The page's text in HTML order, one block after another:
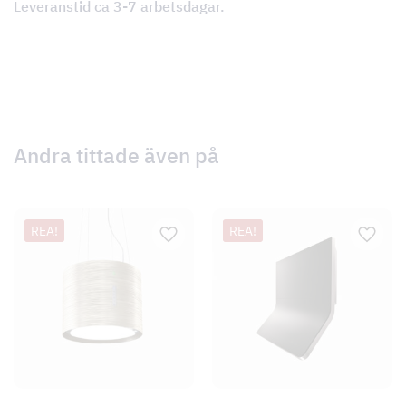
Leveranstid ca 3-7 arbetsdagar.
Andra tittade även på
REA! REA!